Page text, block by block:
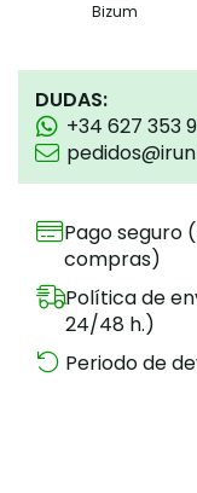
Bizum
DUDAS:
+34 627 353
Pago seguro
compras)
Política de
24/48 h.)
Periodo de